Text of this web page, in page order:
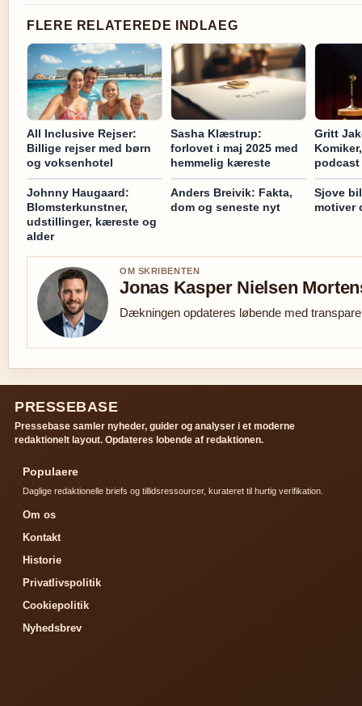
FLERE RELATEREDE INDLAEG
All Inclusive Rejser:
Billige rejser med børn
og voksenhotel
Sasha Klæstrup:
forlovet i maj 2025 med
hemmelig kæreste
Gritt
Johnny Haugaard:
Blomsterkunstner,
udstillinger, kæreste og
alder
Anders Breivik: Fakta,
dom og seneste nyt
Sjove
motiver
OM SKRIBENTEN
Jonas Kasper Nielsen
Dækningen opdateres løbende med
PRESSEBASE
Pressebase samler nyheder, guider og analyser i et moderne
redaktionelt layout. Opdateres lobende af redaktionen.
Populaere
Daglige redaktionelle briefs og tillidsressourcer, kurateret til hurtig verifikation.
Om os
Kontakt
Historie
Privatlivspolitik
Cookiepolitik
Nyhedsbrev